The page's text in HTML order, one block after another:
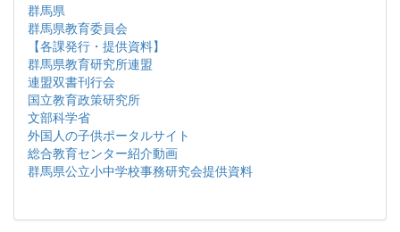
群馬県
群馬県教育委員会
【各課発行・提供資料】
群馬県教育研究所連盟
連盟双書刊行会
国立教育政策研究所
文部科学省
外国人の子供ポータルサイト
総合教育センター紹介動画
群馬県公立小中学校事務研究会提供資料